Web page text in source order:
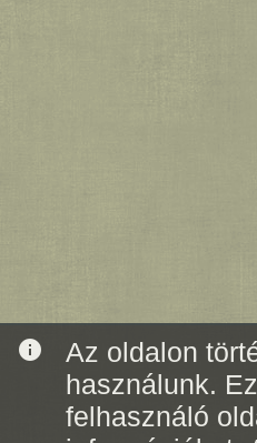
info
Az oldalon
használunk.
felhasználó